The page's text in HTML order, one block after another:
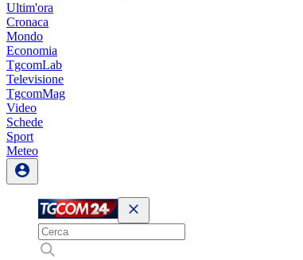
Ultim'ora
Cronaca
Mondo
Economia
TgcomLab
Televisione
TgcomMag
Video
Schede
Sport
Meteo